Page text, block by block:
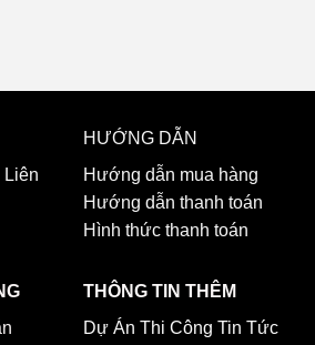
Liên
HƯỚNG DẪN
Hướng dẫn mua hàng
Hướng dẫn thanh toán
Hình thức thanh toán
THÔNG TIN THÊM
Dự Án Thi Công Tin Tức